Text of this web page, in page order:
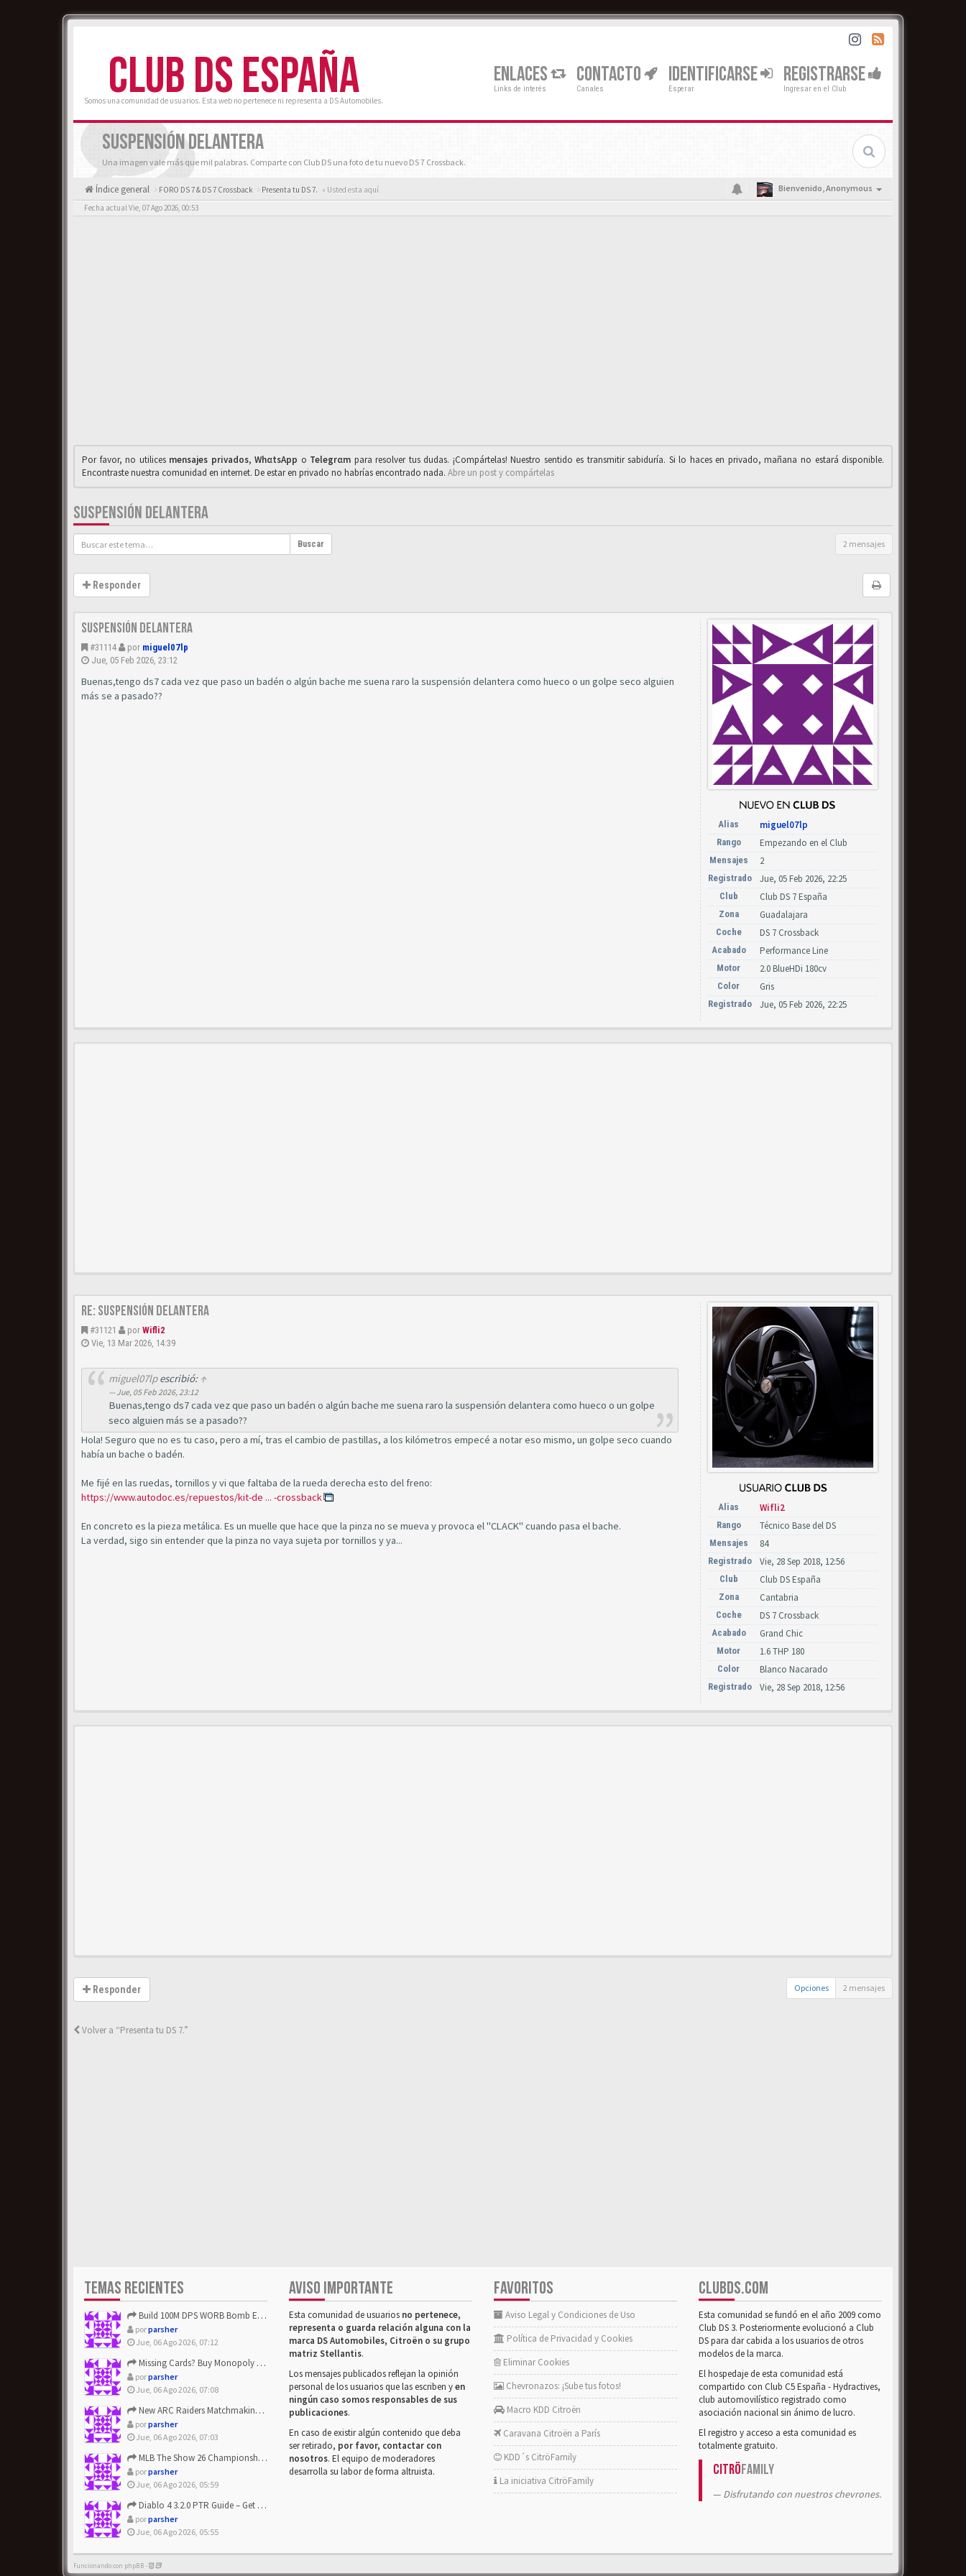
CLUB DS ESPAÑA
Somos una comunidad de usuarios. Esta web no pertenece ni representa a DS Automobiles.
ENLACES
Links de interés
CONTACTO
Canales
IDENTIFICARSE
Esperar
REGISTRARSE
Ingresar en el Club
SUSPENSIÓN DELANTERA
Una imagen vale más que mil palabras. Comparte con Club DS una foto de tu nuevo DS 7 Crossback.
Índice general FORO DS 7 & DS 7 Crossback Presenta tu DS 7. « Usted esta aquí Bienvenido,Anonymous
Fecha actual Vie, 07 Ago 2026, 00:53
Por favor, no utilices mensajes privados,WhαtsApp o Telegrαm para resolver tus dudas. ¡Compártelas! Nuestro sentido es transmitir sabiduría. Si lo haces en privado, mañana no estará disponible.
Encontraste nuestra comunidad en internet. De estar en privado no habrías encontrado nada. Abre un post y compártelas
SUSPENSIÓN DELANTERA
Buscar 2 mensajes
Responder
Suspensión delantera
#31114 por miguel07lp
Jue, 05 Feb 2026, 23:12
Buenas,tengo ds7 cada vez que paso un badén o algún bache me suena raro la suspensión delantera como hueco o un golpe seco alguien
más se a pasado??
Alias miguel07lp
Rango Empezando en el Club
Mensajes 2
Registrado Jue, 05 Feb 2026, 22:25
Club Club DS 7 España
Zona Guadalajara
Coche DS 7 Crossback
Acabado Performance Line
Motor 2.0 BlueHDi 180cv
Color Gris
Registrado Jue, 05 Feb 2026, 22:25
Re: Suspensión delantera
#31121 por Wifli2
Vie, 13 Mar 2026, 14:39
miguel07lpescribió: ↑
Jue, 05 Feb 2026, 23:12
Buenas,tengo ds7 cada vez que paso un badén o algún bache me suena raro la suspensión delantera como hueco o un golpe
seco alguien más se a pasado??
Hola! Seguro que no es tu caso, pero a mí, tras el cambio de pastillas, a los kilómetros empecé a notar eso mismo, un golpe seco cuando
había un bache o badén.
Me fijé en las ruedas, tornillos y vi que faltaba de la rueda derecha esto del freno:
https://www.autodoc.es/repuestos/kit-de ... -crossback
En concreto es la pieza metálica. Es un muelle que hace que la pinza no se mueva y provoca el "CLACK" cuando pasa el bache.
La verdad, sigo sin entender que la pinza no vaya sujeta por tornillos y ya...
Alias Wifli2
Rango Técnico Base del DS
Mensajes 84
Registrado Vie, 28 Sep 2018, 12:56
Club Club DS España
Zona Cantabria
Coche DS 7 Crossback
Acabado Grand Chic
Motor 1.6 THP 180
Color Blanco Nacarado
Registrado Vie, 28 Sep 2018, 12:56
Responder Opciones 2 mensajes
Volver a “Presenta tu DS 7.”
TEMAS RECIENTES
Build 100M DPS WORB Bomb Elementalist Fast - Grab POE Curren...
porparsher
Jue, 06 Ago 2026, 07:12
Missing Cards? Buy Monopoly Go Happy Harvest with Looney Tun...
porparsher
Jue, 06 Ago 2026, 07:08
New ARC Raiders Matchmaking Update: Stop Failed - Grab Bluep...
porparsher
Jue, 06 Ago 2026, 07:03
MLB The Show 26 Championship Series Update! Get Cheap & ...
porparsher
Jue, 06 Ago 2026, 05:59
Diablo 4 3.2.0 PTR Guide – Get 8% Off Items Quickly to Test ...
porparsher
Jue, 06 Ago 2026, 05:55
AVISO IMPORTANTE
Esta comunidad de usuarios no pertenece,
representa o guarda relación alguna con la
marca DS Automobiles, Citroën o su grupo
matriz Stellantis.
Los mensajes publicados reflejan la opinión
personal de los usuarios que las escriben yen
ningún caso somos responsables de sus
publicaciones.
En caso de existir algún contenido que deba
ser retirado, por favor, contactar con
nosotros. El equipo de moderadores
desarrolla su labor de forma altruista.
FAVORITOS
Aviso Legal y Condiciones de Uso
Política de Privacidad y Cookies
Eliminar Cookies
Chevronazos: ¡Sube tus fotos!
Macro KDD Citroën
Caravana Citroën a París
KDD´s CitröFamily
La iniciativa CitröFamily
CLUBDS.COM
Esta comunidad se fundó en el año 2009 como
Club DS 3. Posteriormente evolucionó a Club
DS para dar cabida a los usuarios de otros
modelos de la marca.
El hospedaje de esta comunidad está
compartido con Club C5 España - Hydractives,
club automovilístico registrado como
asociación nacional sin ánimo de lucro.
El registro y acceso a esta comunidad es
totalmente gratuito.
CitröFamily
Disfrutando con nuestros chevrones.
Funcionando con phpBB -